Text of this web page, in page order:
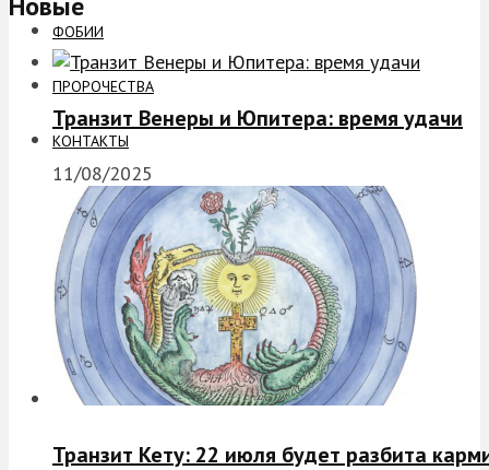
ФОБИИ
ПРОРОЧЕСТВА
КОНТАКТЫ
Транзит Венеры и Юпитера: время удачи
11/08/2025
Транзит Кету: 22 июля будет разбита